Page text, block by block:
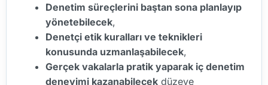
Denetim süreçlerini baştan sona planlayıp
yönetebilecek,
Denetçi etik kuralları ve teknikleri
konusunda uzmanlaşabilecek,
Gerçek vakalarla pratik yaparak iç denetim
deneyimi kazanabilecek düzeye